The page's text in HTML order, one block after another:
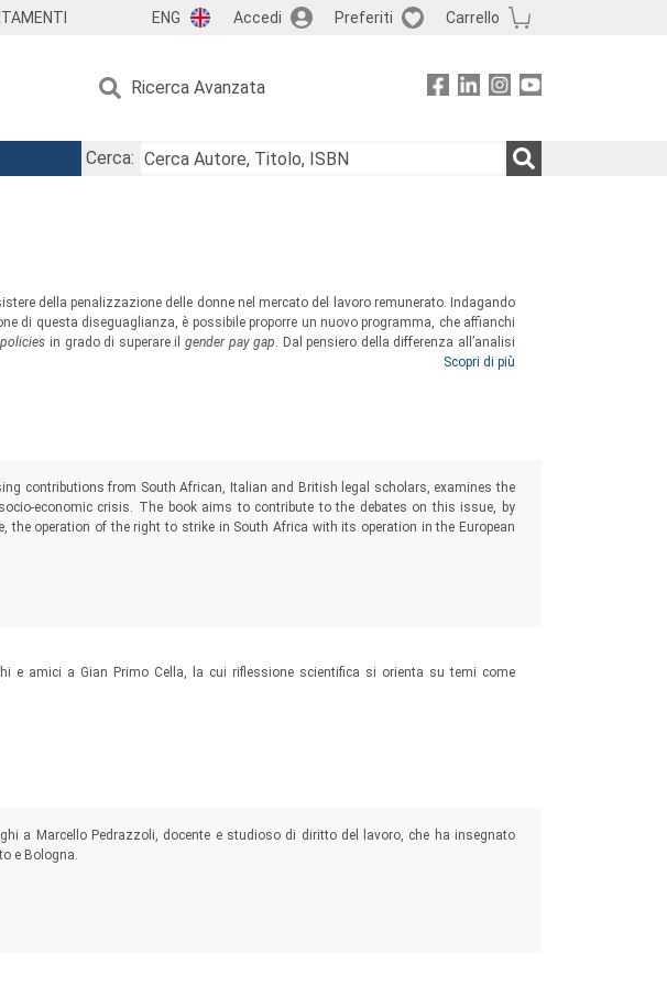
ENG Accedi Preferiti Carrello
Ricerca Avanzata
Cerca:
della penalizzazione delle donne nel mercato del lavoro remunerato. Indagando
di questa diseguaglianza, è possibile proporre un nuovo programma, che affianchi
policies in grado di superare il gender pay gap. Dal pensiero della differenza all’analisi
propone una rilettura critica degli strumenti giuridici e delle politiche pubbliche che
delle donne, per comprendere dove si annidano le radici redistributive delle
le azioni di contrasto.
Scopri di più
contributions from South African, Italian and British legal scholars, examines the
economic crisis. The book aims to contribute to the debates on this issue, by
the operation of the right to strike in South Africa with its operation in the European
e amici a Gian Primo Cella, la cui riflessione scientifica si orienta su temi come
a Marcello Pedrazzoli, docente e studioso di diritto del lavoro, che ha insegnato
e Bologna.